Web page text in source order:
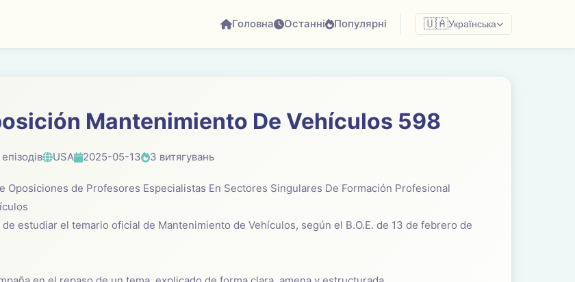
Головна Останні Популярні 🇺🇦Українська
Mantenimiento De Vehículos 598
USA 2025-05-13 3 витягувань
Oposiciones de Profesores Especialistas En Sectores Singulares De Formación Profesional
estudiar el temario oficial de Mantenimiento de Vehículos, según el B.O.E. de 13 de febrero de